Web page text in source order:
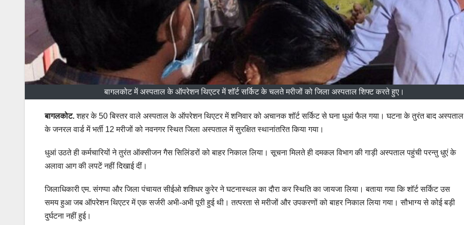
बागलकोट में अस्पताल के ऑपरेशन थिएटर में शॉर्ट सर्किट के चलते मरीजों को जिला अस्पताल शिफ्ट करते हुए।
बागलकोट.शहर के 50 बिस्तर वाले अस्पताल के ऑपरेशन थिएटर में शनिवार को अचानक शॉर्ट सर्किट से घना धुआं फैल गया। घटना के तुरंत बाद अस्पताल
के जनरल वार्ड में भर्ती 12 मरीजों को नवनगर स्थित जिला अस्पताल में सुरक्षित स्थानांतरित किया गया।
धुआं उठते ही कर्मचारियों ने तुरंत ऑक्सीजन गैस सिलिंडरों को बाहर निकाल लिया। सूचना मिलते ही दमकल विभाग की गाड़ी अस्पताल पहुंची परन्तु धुएं के
अलावा आग की लपटें नहीं दिखाई दीं।
जिलाधिकारी एम. संगप्पा और जिला पंचायत सीईओ शशिधर कुरेर ने घटनास्थल का दौरा कर स्थिति का जायजा लिया। बताया गया कि शॉर्ट सर्किट उस
समय हुआ जब ऑपरेशन थिएटर में एक सर्जरी अभी-अभी पूरी हुई थी। तत्परता से मरीजों और उपकरणों को बाहर निकाल लिया गया। सौभाग्य से कोई बड़ी
दुर्घटना नहीं हुई।